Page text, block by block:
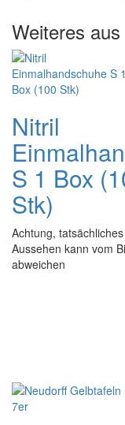
Weiteres
Nitril
S 1 Box
Stk)
Achtung, tatsächliches
Aussehen kann vom
abweichen